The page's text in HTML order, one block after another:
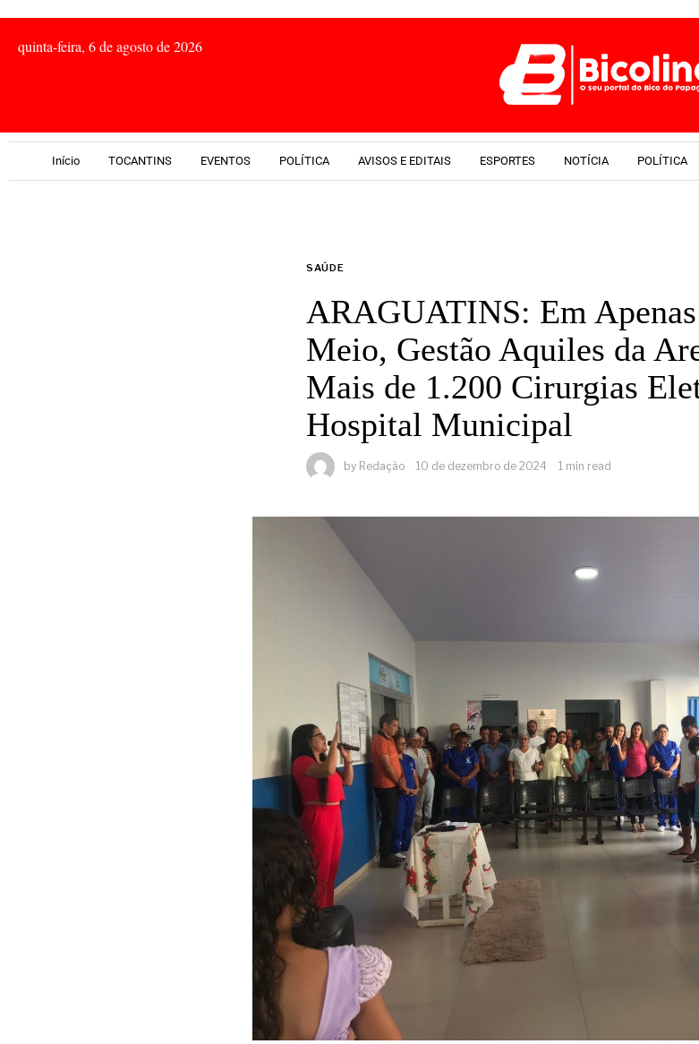
quinta-feira, 6 de agosto de 2026
Início TOCANTINS EVENTOS POLÍTICA AVISOS E EDITAIS ESPORTES NOTÍCIA POLÍTICA
SAÚDE
ARAGUATINS: Em
Meio, Gestão Aquiles da
Mais de 1.200 Cirurgias
Hospital Municipal
by Redação 10 de dezembro de 2024 1 min read